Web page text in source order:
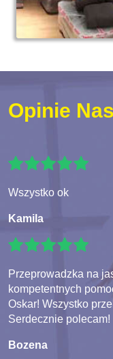
Opinie
Wszystko ok
Kamila
Przeprowadzka na
kompetentnych
Oskar! Wszystko
Serdecznie polecam!
Bozena